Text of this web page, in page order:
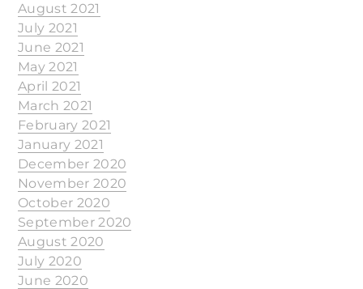
August 2021
July 2021
June 2021
May 2021
April 2021
March 2021
February 2021
January 2021
December 2020
November 2020
October 2020
September 2020
August 2020
July 2020
June 2020